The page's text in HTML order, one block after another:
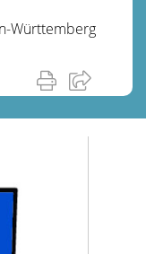
Württemberg